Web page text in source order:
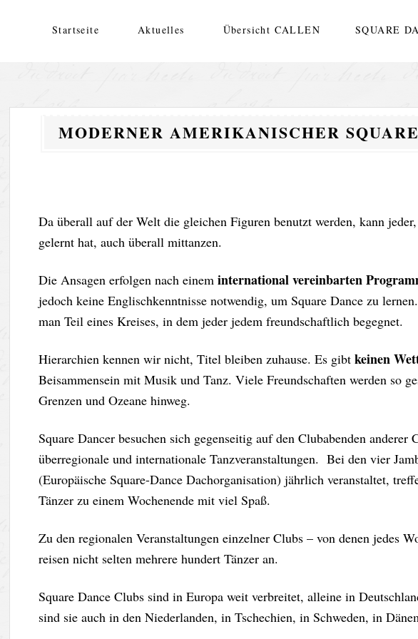
Startseite Aktuelles Übersicht CALLEN SQUARE
BVR Records – Bodo von Reth
MODERNER AMERIKANISCHER
Da überall auf der Welt die gleichen Figuren benutzt werden, kann
gelernt hat, auch überall mittanzen.
Die Ansagen erfolgen nach eineminternational vereinbarten
jedoch keine Englischkenntnisse notwendig, um Square Dance zu
man Teil eines Kreises, in dem jeder jedem freundschaftlich begegnet.
Hierarchien kennen wir nicht, Titel bleiben zuhause. Es gibtkeinen
Beisammensein mit Musik und Tanz. Viele Freundschaften werden so
Grenzen und Ozeane hinweg.
Square Dancer besuchen sich gegenseitig auf den Clubabenden anderer
überregionale und internationale Tanzveranstaltungen. Bei den vier
(Europäische Square-Dance Dachorganisation) jährlich veranstaltet,
Tänzer zu einem Wochenende mit viel Spaß.
Zu den regionalen Veranstaltungen einzelner Clubs – von denen jedes
reisen nicht selten mehrere hundert Tänzer an.
Square Dance Clubs sind in Europa weit verbreitet, alleine in
sind sie auch in den Niederlanden, in Tschechien, in Schweden, in